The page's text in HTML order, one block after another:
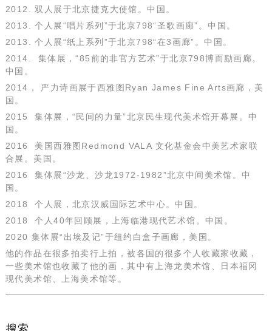
2012. 双人展于北京捷克大使馆。中国。
2013. 个人展“唱片系列”于北京798“圣歌画廊”。中国。
2013. 个人展“纸上系列”于北京798“在3画廊”。中国。
2014. 集体展，“85前的非官方艺术”于北京798博而励画廊。
中国。
2014， 严力诗画展于西雅图Ryan James Fine Arts画廊，美
国。
2015 集体展，“民间的力量”北京民生现代美术馆开幕展。中
国。
2016 美国西雅图Redmond VALA 文化基金会中美艺术家联
合展。美国。
2016 集体展“沙龙、沙龙1972-1982”北京中间美术馆。中
国。
2018 个人展，北京汉威国际艺术中心。中国。
2018 个人40年回顾展，上海临港现代艺术馆。中国。
2020 集体展“出埃及记”于纽约白盒子画廊，美国。
他的作品在很多拍卖行上拍，被各国的很多个人收藏家收藏，
一些美术馆也收藏了他的画，其中有上海龙美术馆、日本福冈
现代美术馆、上海美术馆等。
搜索